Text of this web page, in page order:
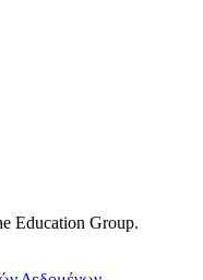
Education Group.